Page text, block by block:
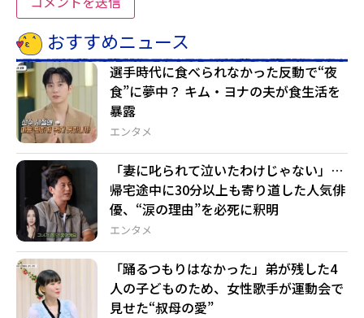
おすすめニュース
エンタメ
選手時代に食べられなかった反動で“夜
食”に夢中？ キム・ヨナの夫が食生活を
暴露
エンタメ
「妻に叱られて泣いたわけじゃない」…
帰宅途中に30分以上も寄り道した人気俳
優、“涙の理由”を必死に釈明
「踊るつもりはなかった」弟が残した4
人の子どものため、女性歌手が運動会で
見せた“叔母の愛”